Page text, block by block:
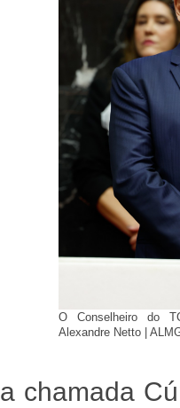
O Conselheiro do
Alexandre Netto |
chamada